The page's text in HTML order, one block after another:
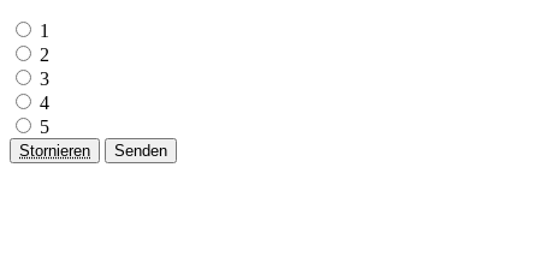
1
2
3
4
5
Stornieren Senden